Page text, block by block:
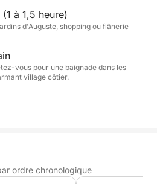
dans un restaurant
par bateau. Après ce
disposerez d'une heure à
temps libre sur l'île pour
ou explorer les élégantes
permet, le skipper fera un
vous profiterez d'un
à 1,5 heure)
d'Auguste, shopping ou flânerie
vous pour une baignade dans les
village côtier.
ordre chronologique